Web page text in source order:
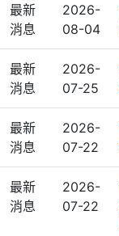
最新
消息
2026-
08-04
最新
消息
2026-
07-25
最新
消息
2026-
07-22
最新
消息
2026-
07-22